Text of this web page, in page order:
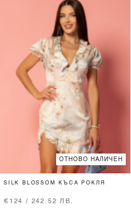
ОТНОВО НАЛИЧЕН
SILK BLOSSOM КЪСА РОКЛЯ
€124 / 242.52 ЛВ.